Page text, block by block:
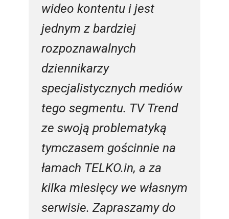
wideo kontentu i jest
jednym z bardziej
rozpoznawalnych
dziennikarzy
specjalistycznych mediów
tego segmentu. TV Trend
ze swoją problematyką
tymczasem gościnnie na
łamach TELKO.in, a za
kilka miesięcy we własnym
serwisie. Zapraszamy do